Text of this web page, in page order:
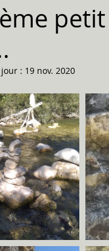
: 19 nov. 2020